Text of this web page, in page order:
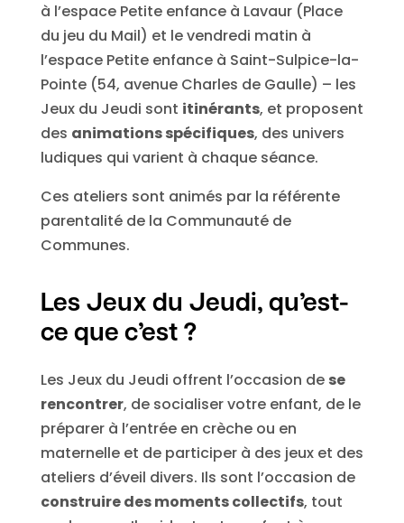
à l’espace Petite enfance à Lavaur (Place
du jeu du Mail) et le vendredi matin à
l’espace Petite enfance à Saint-Sulpice-la-
Pointe (54, avenue Charles de Gaulle) – les
Jeux du Jeudi sont itinérants, et proposent
des animations spécifiques, des univers
ludiques qui varient à chaque séance.
Ces ateliers sont animés par la référente
parentalité de la Communauté de
Communes.
Les Jeux du Jeudi, qu’est-
ce que c’est ?
Les Jeux du Jeudi offrent l’occasion de se
rencontrer, de socialiser votre enfant, de le
préparer à l’entrée en crèche ou en
maternelle et de participer à des jeux et des
ateliers d’éveil divers. Ils sont l’occasion de
construire des moments collectifs, tout